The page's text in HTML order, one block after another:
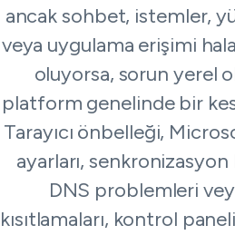
ancak sohbet, istemler,
veya uygulama erişimi hala
oluyorsa, sorun yerel
platform genelinde bir
Tarayıcı önbelleği,
ayarları, senkronizasyon
DNS problemleri
kısıtlamaları, kontrol